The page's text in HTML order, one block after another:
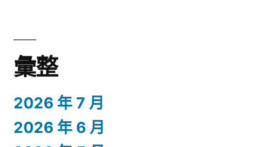
彙整
2026 年 7 月
2026 年 6 月